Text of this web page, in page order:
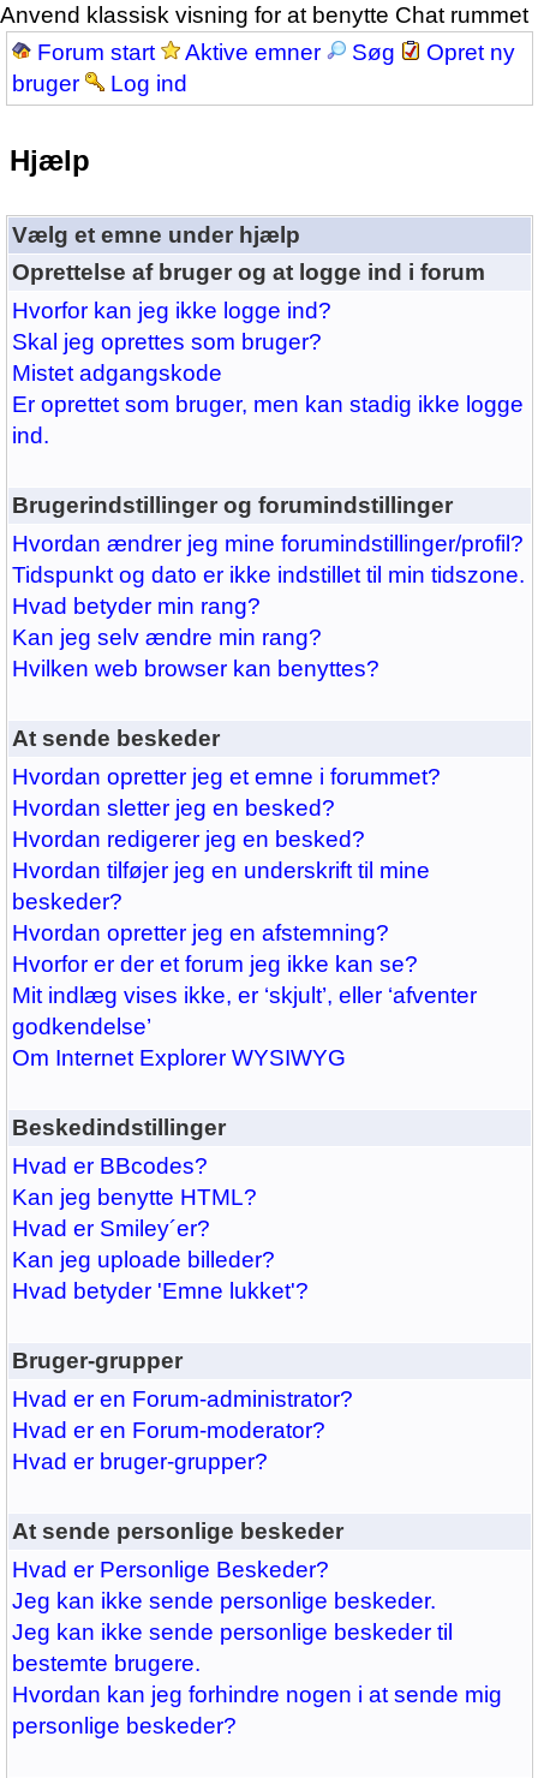
Anvend klassisk visning for at benytte Chat rummet
Forum start
Aktive emner Søg
Opret ny
bruger
Log ind
Hjælp
Vælg et emne under hjælp
Oprettelse af bruger og at logge ind i forum
Hvorfor kan jeg ikke logge ind?
Skal jeg oprettes som bruger?
Mistet adgangskode
Er oprettet som bruger, men kan stadig ikke logge
ind.
Brugerindstillinger og forumindstillinger
Hvordan ændrer jeg mine forumindstillinger/profil?
Tidspunkt og dato er ikke indstillet til min tidszone.
Hvad betyder min rang?
Kan jeg selv ændre min rang?
Hvilken web browser kan benyttes?
At sende beskeder
Hvordan opretter jeg et emne i forummet?
Hvordan sletter jeg en besked?
Hvordan redigerer jeg en besked?
Hvordan tilføjer jeg en underskrift til mine
beskeder?
Hvordan opretter jeg en afstemning?
Hvorfor er der et forum jeg ikke kan se?
Mit indlæg vises ikke, er ‘skjult’, eller ‘afventer
godkendelse’
Om Internet Explorer WYSIWYG
Beskedindstillinger
Hvad er BBcodes?
Kan jeg benytte HTML?
Hvad er Smiley´er?
Kan jeg uploade billeder?
Hvad betyder 'Emne lukket'?
Bruger-grupper
Hvad er en Forum-administrator?
Hvad er en Forum-moderator?
Hvad er bruger-grupper?
At sende personlige beskeder
Hvad er Personlige Beskeder?
Jeg kan ikke sende personlige beskeder.
Jeg kan ikke sende personlige beskeder til
bestemte brugere.
Hvordan kan jeg forhindre nogen i at sende mig
personlige beskeder?